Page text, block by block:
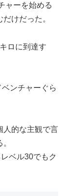
ャーを始める
けだった。
ロに到達す
ンチャーぐら
人的な主観で言
ベル30でもク